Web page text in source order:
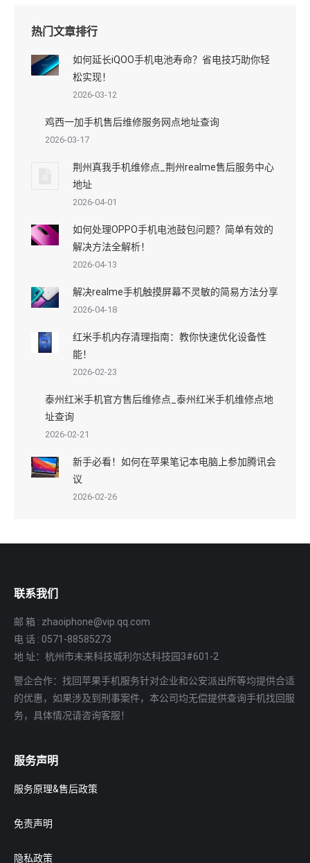
热门文章排行
如何延长iQOO手机电池寿命？省电技巧助你轻
松实现！
2026-03-12
鸡西一加手机售后维修服务网点地址查询
2026-03-17
荆州真我手机维修点_荆州realme售后服务中心
地址
2026-04-01
如何处理OPPO手机电池鼓包问题？简单有效的
解决方法全解析！
2026-04-13
解决realme手机触摸屏幕不灵敏的简易方法分享
2026-04-18
红米手机内存清理指南：教你快速优化设备性
能！
2026-02-23
泰州红米手机官方售后维修点_泰州红米手机维修点地
址查询
2026-02-21
新手必看！如何在苹果笔记本电脑上参加腾讯会
议
2026-02-26
联系我们
邮 箱 : zhaoiphone@vip.qq.com
电 话 : 0571-88585273
地 址：杭州市未来科技城利尔达科技园3#601-2
警企合作：找回苹果手机服务针对企业和公安派出所等均提供合适
的优惠，如果涉及到刑事案件，本公司均无偿提供查询手机找回服
务，具体情况请咨询客服！
服务声明
服务原理&售后政策
免责声明
隐私政策